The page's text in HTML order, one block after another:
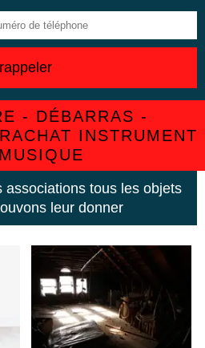
- DÉBARRAS -
INSTRUMENT
associations tous les objets
leur donner